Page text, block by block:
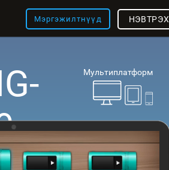
Мэргэжилтнүүд НЭВТРЭХ
Мультиплатформ